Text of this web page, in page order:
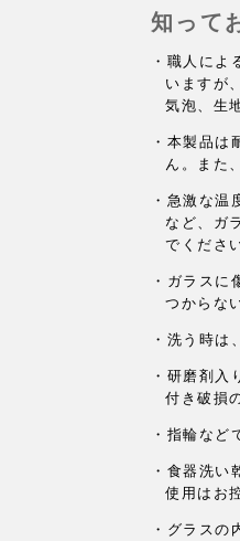
知って
・職人によ
いますが
気泡、生
・本製品は
ん。また
・急激な温
など、ガ
でくださ
・ガラスに
つからな
・洗う時は
・研磨剤入
付き破損
・指輪など
・食器洗い
使用はお
・グラスの